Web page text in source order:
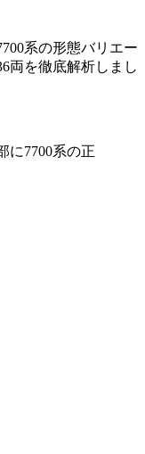
系の形態バリエー
両を徹底解析しまし